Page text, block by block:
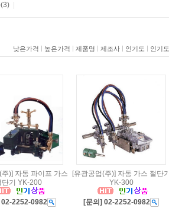
(3)
낮은가격 | 높은가격 | 제품명 | 제조사 | 인기도 | 인기도
주)] 자동 파이프 가스
단기 YK-200
02-2252-0982
[유광공업(주)] 자동 가스 절단기
YK-300
[문의] 02-2252-0982